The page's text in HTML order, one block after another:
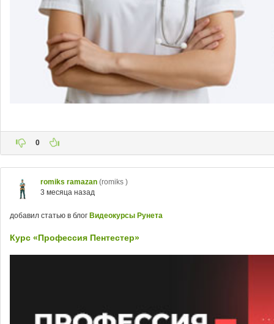
0
romiks ramazan (romiks )
3 месяца назад
добавил статью в блог Видеокурсы Рунета
Курс «Профессия Пентестер»